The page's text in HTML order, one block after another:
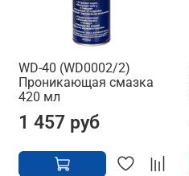
WD-40 (WD0002/2)
Проникающая смазка
420 мл
1 457 руб